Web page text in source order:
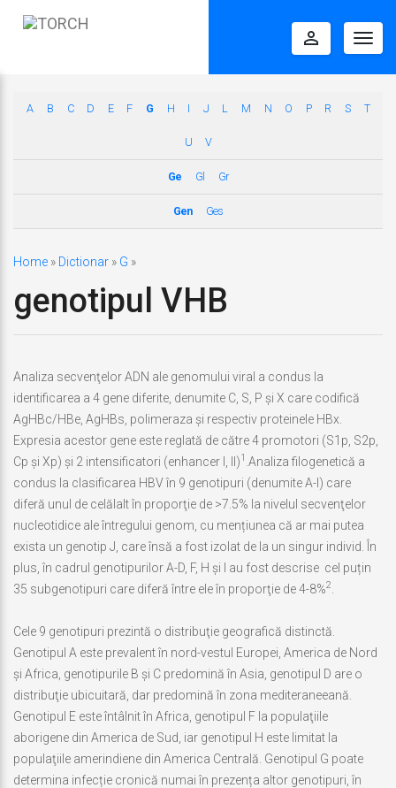
perm_identity
A B C D E F G H I J L M N O P R S T
U V
Ge Gl Gr
Gen Ges
Home » Dictionar » G »
genotipul VHB
Analiza secvenţelor ADN ale genomului viral a condus la
identificarea a 4 gene diferite, denumite C, S, P şi X care codifică
AgHBc/HBe, AgHBs, polimeraza şi respectiv proteinele HBx.
Expresia acestor gene este reglată de către 4 promotori (S1p, S2p,
Cp şi Xp) şi 2 intensificatori (enhancer I, II)1 .Analiza filogenetică a
condus la clasificarea HBV în 9 genotipuri (denumite A-I) care
diferă unul de celălalt în proporţie de >7.5% la nivelul secvenţelor
nucleotidice ale întregului genom, cu mențiunea că ar mai putea
exista un genotip J, care însă a fost izolat de la un singur individ. În
plus, în cadrul genotipurilor A-D, F, H și I au fost descrise cel puțin
35 subgenotipuri care diferă între ele în proporţie de 4-8%2
Cele 9 genotipuri prezintă o distribuţie geografică distinctă.
Genotipul A este prevalent în nord-vestul Europei, America de Nord
şi Africa, genotipurile B şi C predomină în Asia, genotipul D are o
distribuţie ubicuitară, dar predomină în zona mediteraneeană.
Genotipul E este întâlnit în Africa, genotipul F la populaţiile
aborigene din America de Sud, iar genotipul H este limitat la
populaţiile amerindiene din America Centrală. Genotipul G poate
determina infecție cronică numai în prezența altor genotipuri, în